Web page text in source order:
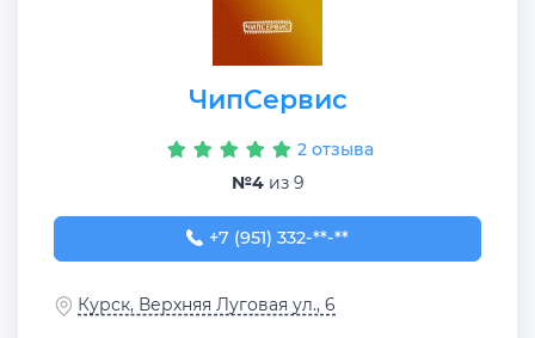
ЧипСервис
2 отзыва
№4из 9
+7 (951) 332-07-70
+7 (951) 332-**-**
Курск, Верхняя Луговая ул., 6